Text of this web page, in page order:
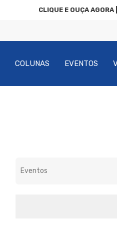
CLIQUE E OUÇA AGORA |
COLUNAS EVENTOS